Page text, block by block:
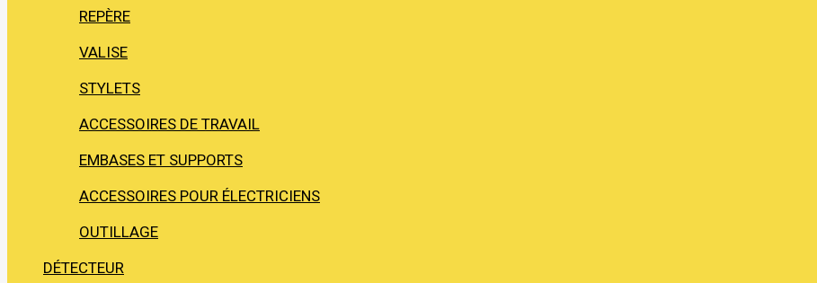
REPÈRE
VALISE
STYLETS
ACCESSOIRES DE TRAVAIL
EMBASES ET SUPPORTS
ACCESSOIRES POUR ÉLECTRICIENS
OUTILLAGE
DÉTECTEUR